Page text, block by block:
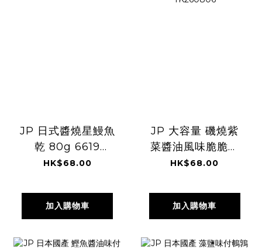
JP 日式醬燒星鰻魚
乾 80g 6619
TK260806
HK$68.00
加入購物車
JP 大容量 磯燒紫
菜醬油風味脆脆粒
米餅 220g 5220
HK$68.00
加入購物車